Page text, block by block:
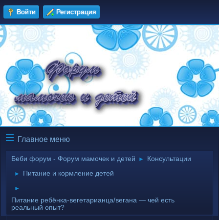
Войти Регистрация
Главное меню
Беби форум - Форум мамочек и детей ► Консультации
► Питание и кормление детей
►
Питание ребёнка‑вегетарианца/вегана — чей есть
реальный опыт?